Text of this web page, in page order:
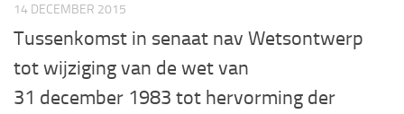
14 DECEMBER 2015
Tussenkomst in senaat nav Wetsontwerp
tot wijziging van de wet van
31 december 1983 tot hervorming der